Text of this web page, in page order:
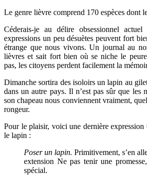
Le genre lièvre comprend 170 espèces dont
Céderais-je au délire obsessionnel
expressions un peu désuètes peuvent fort
étrange que nous vivons. Un journal au
lièvres et sait fort bien où se niche le
pas, les citoyens perdent facilement la
Dimanche sortira des isoloirs un lapin au
dans un autre pays. Il n’est pas sûr que les
son chapeau nous conviennent vraiment,
rongeur.
Pour le plaisir, voici une dernière expression
le lapin :
Poser un lapin. Primitivement, s’en
extension Ne pas tenir une
spécial.